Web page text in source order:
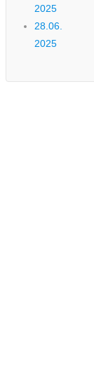
2025
28.06.
2025